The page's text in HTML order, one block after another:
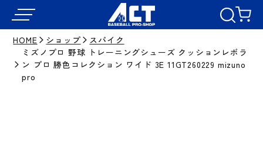
HOME ショップ
スパイク
ミズノプロ 野球 トレーニングシューズ クッションレボラ
ン プロ 勝色コレクション ワイド 3E 11GT260229 mizuno
pro